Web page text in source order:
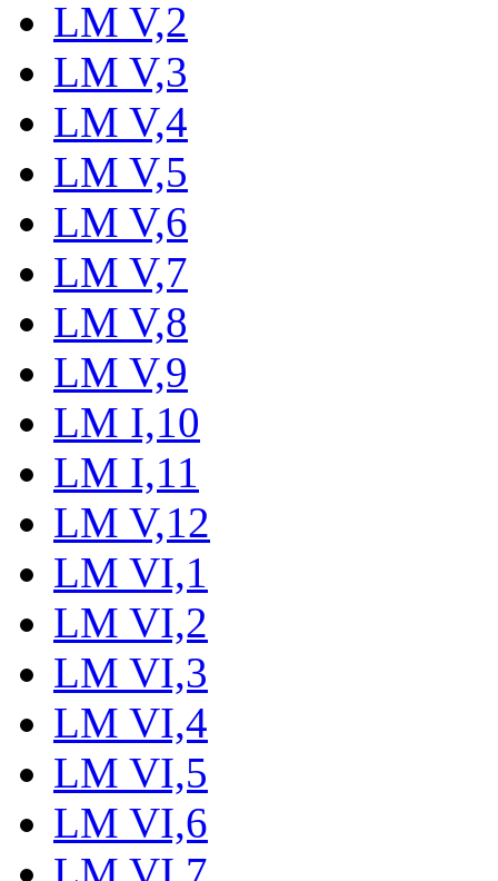
LM V,2
LM V,3
LM V,4
LM V,5
LM V,6
LM V,7
LM V,8
LM V,9
LM I,10
LM I,11
LM V,12
LM VI,1
LM VI,2
LM VI,3
LM VI,4
LM VI,5
LM VI,6